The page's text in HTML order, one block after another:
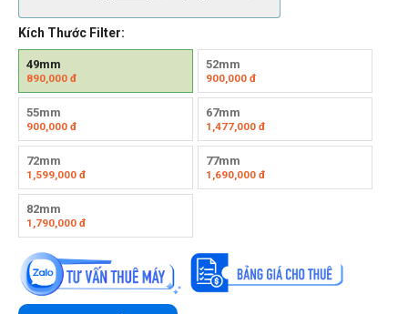
Kích Thước Filter:
49mm
890,000 đ
52mm
900,000đ
55mm
900,000 đ
67mm
1,477,000đ
72mm
1,599,000 đ
77mm
1,690,000đ
82mm
1,790,000 đ